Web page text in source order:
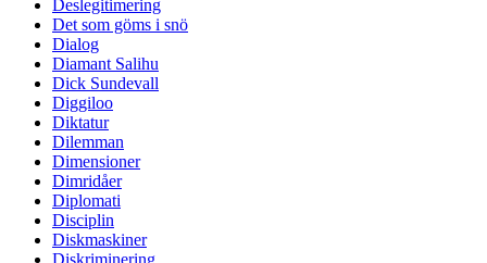
Deslegitimering
Det som göms i snö
Dialog
Diamant Salihu
Dick Sundevall
Diggiloo
Diktatur
Dilemman
Dimensioner
Dimridåer
Diplomati
Disciplin
Diskmaskiner
Diskriminering